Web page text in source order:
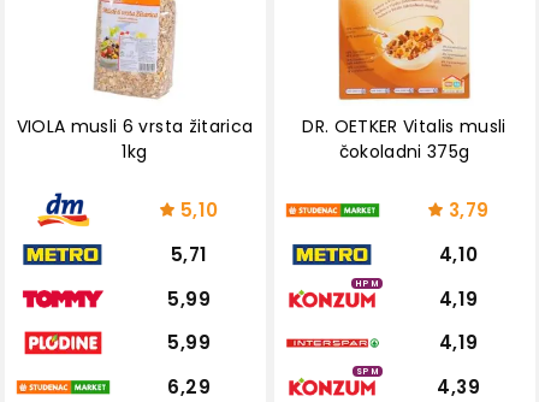
VIOLA musli 6 vrsta žitarica
1kg
5,10
5,71
5,99
5,99
6,29
DR. OETKER Vitalis musli
čokoladni 375g
3,79
4,10
HPM
4,19
4,19
SPM
4,39